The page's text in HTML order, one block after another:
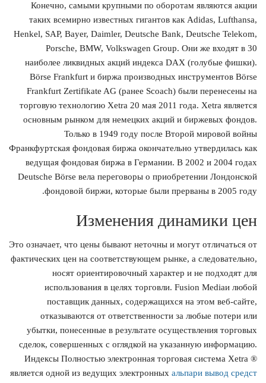
Конечно, самыми крупными по оборотам являются акции
таких всемирно известных гигантов как Adidas, Lufthansa,
Henkel, SAP, Bayer, Daimler, Deutsche Bank, Deutsche Telekom,
Porsche, BMW, Volkswagen Group. Они же входят в 30
наиболее ликвидных акций индекса DAX (голубые фишки).
Börse Frankfurt и биржа производных инструментов Börse
Frankfurt Zertifikate AG (ранее Scoach) были перенесены на
торговую технологию Xetra 20 мая 2011 года. Xetra является
основным рынком для немецких акций и биржевых фондов.
Только в 1949 году после Второй мировой войны
Франкфуртская фондовая биржа окончательно утвердилась как
ведущая фондовая биржа в Германии. В 2002 и 2004 годах
Deutsche Börse вела переговоры о приобретении Лондонской
фондовой биржи, которые были прерваны в 2005 году.
Изменения динамики цен
Это означает, что цены бывают неточны и могут отличаться от
фактических цен на соответствующем рынке, а следовательно,
носят ориентировочный характер и не подходят для
использования в целях торговли. Fusion Mediaи любой
поставщик данных, содержащихся на этом веб-сайте,
отказываются от ответственности за любые потери или
убытки, понесенные в результате осуществления торговых
сделок, совершенных с оглядкой на указанную информацию.
Индексы Полностью электронная торговая система Xetra ®
является одной из ведущих электронных альпари вывод средст